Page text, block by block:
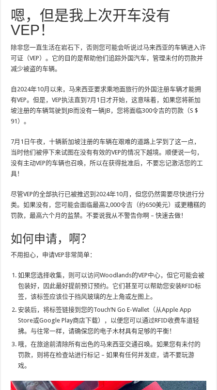
嗯，但是我上次开车没有
VEP！
除非您一直生活在岩石下，否则您可能会听说过马来西亚的车辆进入许
可证（VEP）。它的目的是帮助他们追踪外国汽车，管理未付的罚款并
减少被盗的车辆。
自2024年10月以来，马来西亚要求乘地面旅行的外国注册车辆才能拥
有VEP。但是，VEP执法直到7月1日才开始，这意味着，如果您将新加
坡注册的车辆驾驶到JB而没有一辆JB，您将面临300令吉的罚款（S $
91）。
7月1日午夜，十辆新加坡注册的车辆在艰难的道路上学到了这一点，
当时他们被停下来试图在没有有效的VEP的情况下越境。顺便说一句，
没有主动VEP的车辆也召唤，所以在获得批准后，不要忘记激活您的工
具！
尽管VEP的全部执行已被推迟到2024年10月，但您仍然需要尽快进行分
类。如果没有，您可能会面临最高2,000令吉（约650美元）或更糟糕的
罚款，最高六个月的监禁。不要说我从不警告你啊 – 快速去做！
如何申请，啊？
不用担心，申请VEP非常简单：
如果您选择收集，则可以访问Woodlands的VEP中心，但它可能会被
包装好，因此最好提前预订预约。它们甚至可以帮助您安装RFID标
签，该标签应该位于挡风玻璃的左上角或左图上。
安装后，将标签链接到您的Touch’N Go E-Wallet（从Apple App
Store或Google Play商店下载），以便您可以通过RFID收费车道轻
拂。与往常一样，请确保您的电子木材具有足够的平衡！
哦，在旅途前清除所有出色的马来西亚交通召唤。如果您有未付的
罚款，则将在检查站进行标记 – 如果有任何并发​​症，请不要玩游
戏。